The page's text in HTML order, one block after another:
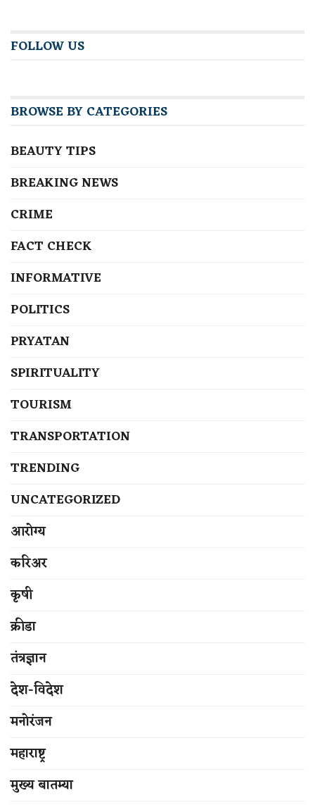
FOLLOW US
BROWSE BY CATEGORIES
BEAUTY TIPS
BREAKING NEWS
CRIME
FACT CHECK
INFORMATIVE
POLITICS
PRYATAN
SPIRITUALITY
TOURISM
TRANSPORTATION
TRENDING
UNCATEGORIZED
आरोग्य
करिअर
कृषी
क्रीडा
तंत्रज्ञान
देश-विदेश
मनोरंजन
महाराष्ट्र
मुख्य बातम्या